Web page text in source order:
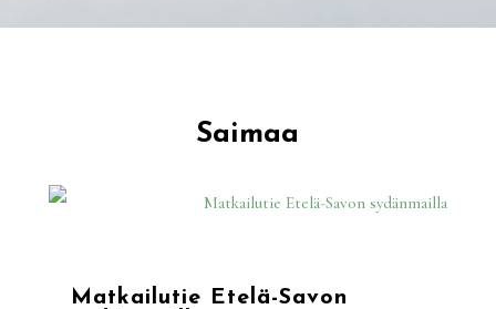
Saimaa
Matkailutie Etelä-Savon